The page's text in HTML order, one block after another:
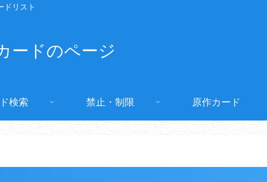
ドリスト
ードのページ
検索 禁止・制限 原作カード